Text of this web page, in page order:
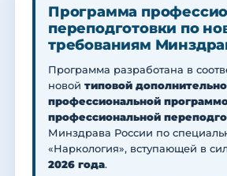
Программа
переподготовки по
требованиям
Программа разработана в
новой типовой
профессиональной
профессиональной
Минздрава России по
«Наркология», вступающей в
2026 года.